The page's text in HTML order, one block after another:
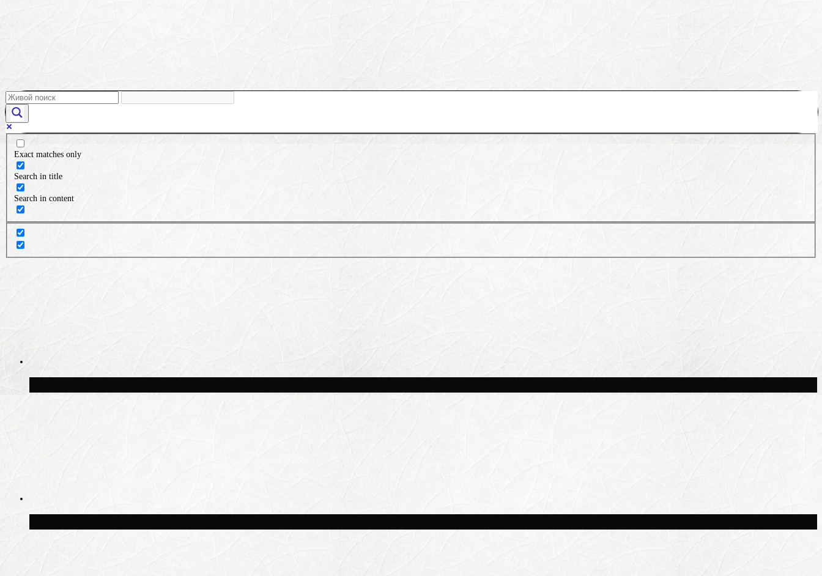
Exact matches only
Search in title
Search in content